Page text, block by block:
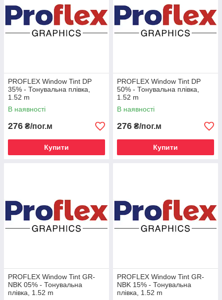
PROFLEX Window Tint DP
35% - Тонувальна плівка,
1.52 m
В наявності
276 ₴/пог.м
Купити
PROFLEX Window Tint DP
50% - Тонувальна плівка,
1.52 m
В наявності
276 ₴/пог.м
Купити
PROFLEX Window Tint GR-
NBK 05% - Тонувальна
плівка, 1.52 m
PROFLEX Window Tint GR-
NBK 15% - Тонувальна
плівка, 1.52 m